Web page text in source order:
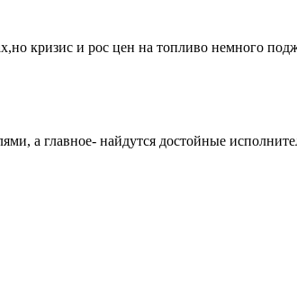
кризис и рос цен на топливо немного
а главное- найдутся достойные